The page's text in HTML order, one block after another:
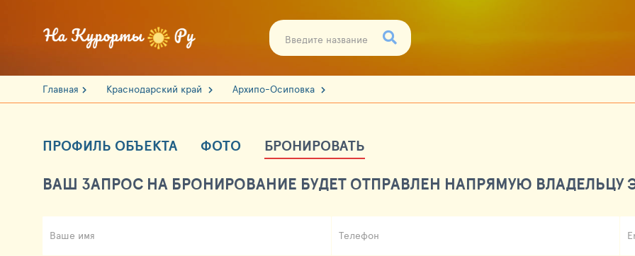
Главная Краснодарский край Архипо-Осиповка
ПРОФИЛЬ ОБЪЕКТА ФОТО БРОНИРОВАТЬ
ВАШ ЗАПРОС НА БРОНИРОВАНИЕ БУДЕТ ОТПРАВЛЕН НАПРЯМУЮ ВЛАДЕЛЬЦУ
Ваше имя Телефон